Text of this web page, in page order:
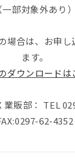
（一部対象外あり）
場合は、お申
ます。
ダウンロード
販部： TEL
62-4352